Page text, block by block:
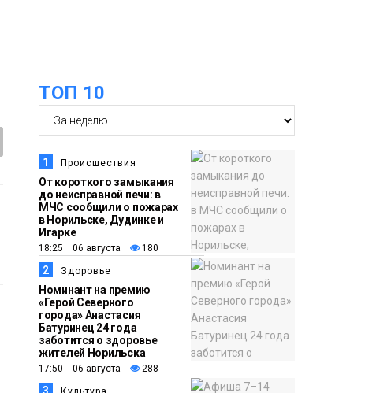
14:36
Плато
Путорана
На плато Путорана
создадут систему
наблюдения за вечной
мерзлотой и очистят
территорию от мусора
13:47
Новости
Заполярный
транспортный филиал
в Дудинке
заасфальтировал 47
тысяч «квадратов»
грузовых площадок
ТОП 10
1 Происшествия
От короткого замыкания
до неисправной печи: в
МЧС сообщили о пожарах
в Норильске, Дудинке и
Игарке
18:25 06 августа 180
2 Здоровье
Номинант на премию
«Герой Северного
города» Анастасия
Батуринец 24 года
заботится о здоровье
жителей Норильска
17:50 06 августа 288
3